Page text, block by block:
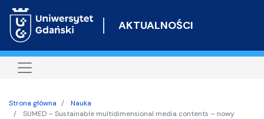
do
AKTUALNOŚCI
Strona główna
Nauka
SUMED – Sustainable multidimensional media contents – nowy